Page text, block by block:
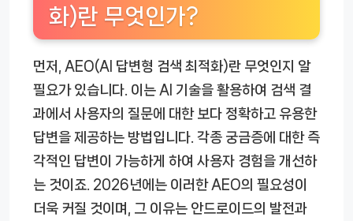
화)란 무엇인가?
먼저, AEO(AI 답변형 검색 최적화)란 무엇인지 알
필요가 있습니다. 이는 AI 기술을 활용하여 검색 결
과에서 사용자의 질문에 대한 보다 정확하고 유용한
답변을 제공하는 방법입니다. 각종 궁금증에 대한 즉
각적인 답변이 가능하게 하여 사용자 경험을 개선하
는 것이죠. 2026년에는 이러한 AEO의 필요성이
더욱 커질 것이며, 그 이유는 안드로이드의 발전과